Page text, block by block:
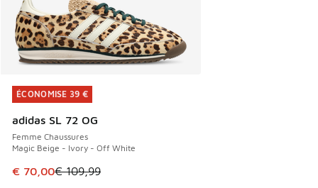
ÉCONOMISE 39 €
adidas SL 72 OG
Femme Chaussures
Magic Beige - Ivory - Off White
Cet article est en promotion. Prix en baisse de € 109,99 à
€ 70,00€ 109,99
ÉCONOMISE 39 €